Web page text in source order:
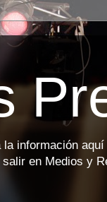
información
en Medios y